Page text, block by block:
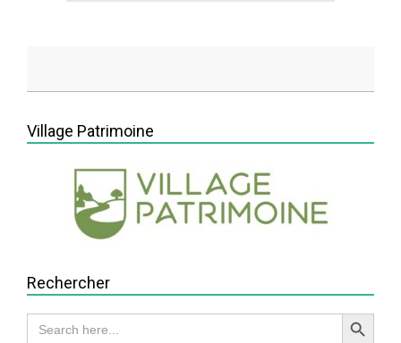
2020-
13
Village Patrimoine
Rechercher
Search
for:
Search Button